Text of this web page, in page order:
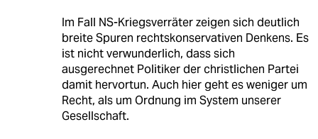
Im Fall NS-Kriegsverräter zeigen sich deutlich
breite Spuren rechtskonservativen Denkens. Es
ist nicht verwunderlich, dass sich
ausgerechnet Politiker der christlichen Partei
damit hervortun. Auch hier geht es weniger um
Recht, als um Ordnung im System unserer
Gesellschaft.